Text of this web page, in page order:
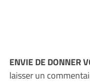
ENVIE DE DONNER
laisser un